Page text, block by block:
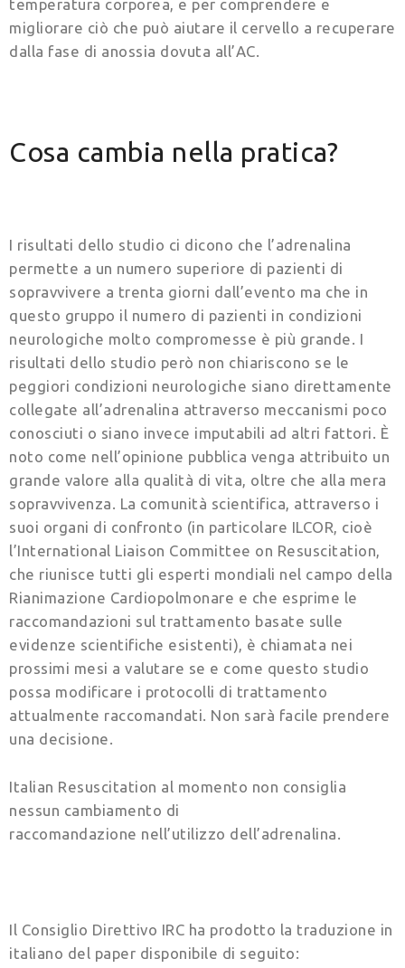
temperatura corporea, e per comprendere e
migliorare ciò che può aiutare il cervello a recuperare
dalla fase di anossia dovuta all’AC.
Cosa cambia nella pratica?
I risultati dello studio ci dicono che l’adrenalina
permette a un numero superiore di pazienti di
sopravvivere a trenta giorni dall’evento ma che in
questo gruppo il numero di pazienti in condizioni
neurologiche molto compromesse è più grande. I
risultati dello studio però non chiariscono se le
peggiori condizioni neurologiche siano direttamente
collegate all’adrenalina attraverso meccanismi poco
conosciuti o siano invece imputabili ad altri fattori. È
noto come nell’opinione pubblica venga attribuito un
grande valore alla qualità di vita, oltre che alla mera
sopravvivenza. La comunità scientifica, attraverso i
suoi organi di confronto (in particolare ILCOR, cioè
l’International Liaison Committee on Resuscitation,
che riunisce tutti gli esperti mondiali nel campo della
Rianimazione Cardiopolmonare e che esprime le
raccomandazioni sul trattamento basate sulle
evidenze scientifiche esistenti), è chiamata nei
prossimi mesi a valutare se e come questo studio
possa modificare i protocolli di trattamento
attualmente raccomandati. Non sarà facile prendere
una decisione.
Italian Resuscitation al momento non consiglia
nessun cambiamento di
raccomandazione nell’utilizzo dell’adrenalina.
Il Consiglio Direttivo IRC ha prodotto la traduzione in
italiano del paper disponibile di seguito: